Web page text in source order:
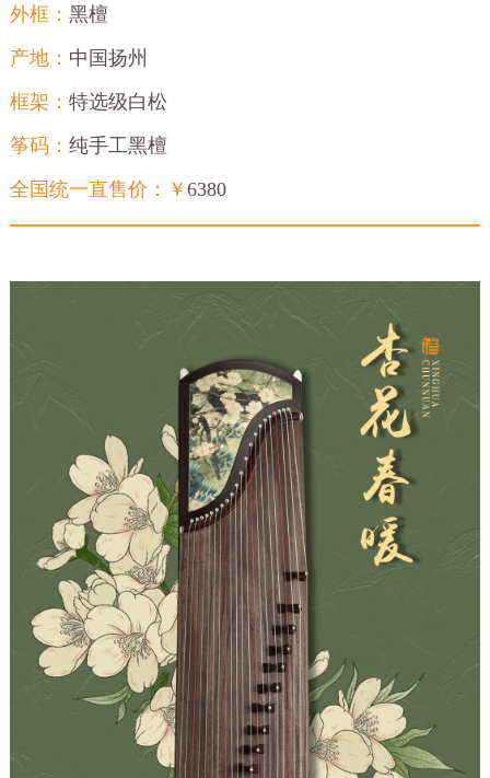
外框： 黑檀
产地： 中国扬州
框架： 特选级白松
筝码： 纯手工黑檀
全国统一直售价：￥ 6380